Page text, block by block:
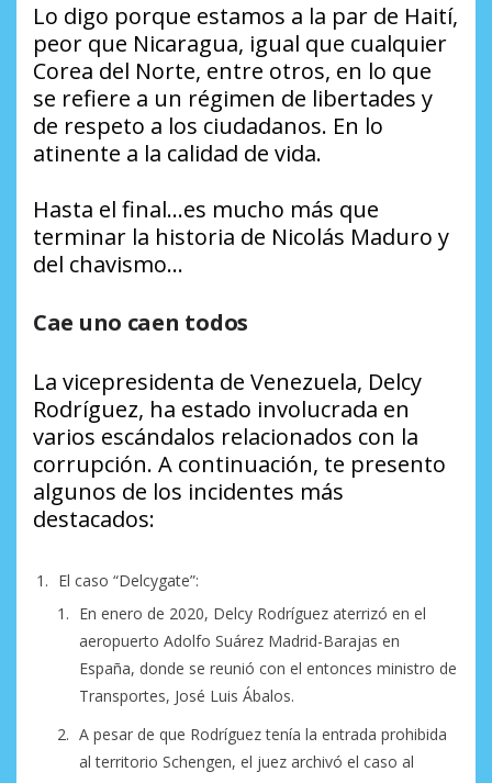
Lo digo porque estamos a la par de Haití,
peor que Nicaragua, igual que cualquier
Corea del Norte, entre otros, en lo que
se refiere a un régimen de libertades y
de respeto a los ciudadanos. En lo
atinente a la calidad de vida.
Hasta el final…es mucho más que
terminar la historia de Nicolás Maduro y
del chavismo…
Cae uno caen todos
La vicepresidenta de Venezuela, Delcy
Rodríguez, ha estado involucrada en
varios escándalos relacionados con la
corrupción. A continuación, te presento
algunos de los incidentes más
destacados:
El caso “Delcygate”:
En enero de 2020, Delcy Rodríguez aterrizó en el
aeropuerto Adolfo Suárez Madrid-Barajas en
España, donde se reunió con el entonces ministro de
Transportes, José Luis Ábalos.
A pesar de que Rodríguez tenía la entrada prohibida
al territorio Schengen, el juez archivó el caso al